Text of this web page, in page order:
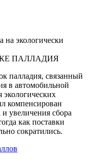
на экологически
ПАЛЛАДИЯ
палладия, связанный
в автомобильной
компенсирован
и увеличения сбора
как поставки
сократились.